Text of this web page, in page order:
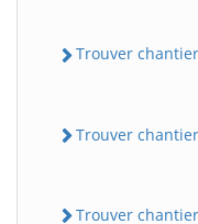
Trouver
Trouver chantier
Trouver chantier